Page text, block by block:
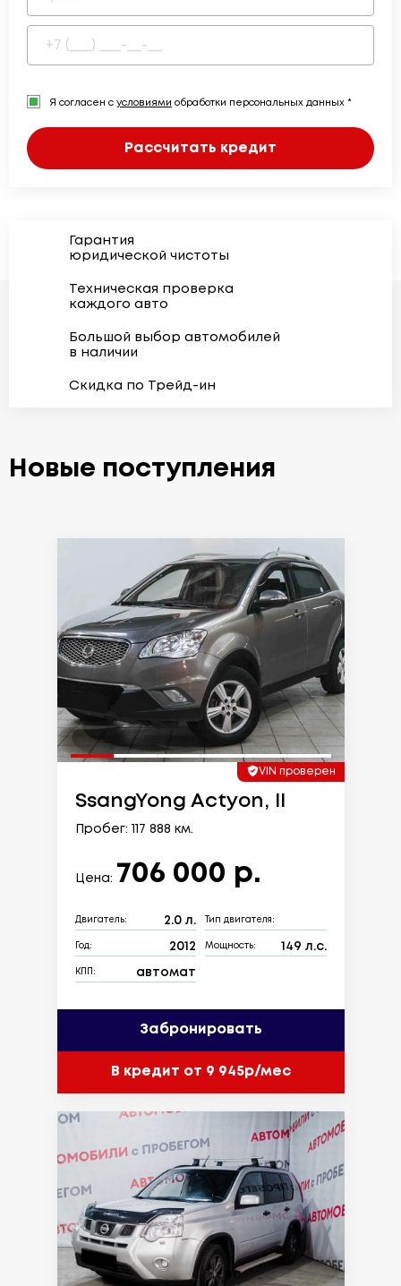
Я согласен с условиями обработки персональных данных *
Рассчитать кредит
Гарантия
юридической чистоты
Техническая проверка
каждого авто
Большой выбор автомобилей
в наличии
Скидка по Трейд-ин
Новые поступления
VIN проверен
SsangYong Actyon, II
Пробег: 117 888 км.
Цена: 706 000 р.
Двигатель: 2.0 л. Тип двигателя:
Год: 2012 Мощность: 149 л.с.
КПП: автомат
Забронировать
В кредит от 9 945р/мес